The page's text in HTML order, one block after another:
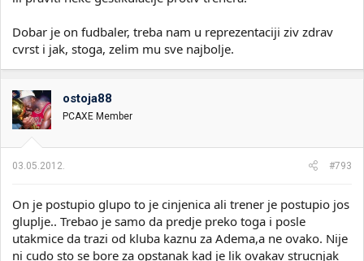
Dobar je on fudbaler, treba nam u reprezentaciji ziv zdrav
cvrst i jak, stoga, zelim mu sve najbolje.
ostoja88
PCAXE Member
03.05.2012. #793
On je postupio glupo to je cinjenica ali trener je postupio jos
gluplje.. Trebao je samo da predje preko toga i posle
utakmice da trazi od kluba kaznu za Adema,a ne ovako. Nije
ni cudo sto se bore za opstanak kad je lik ovakav strucnjak